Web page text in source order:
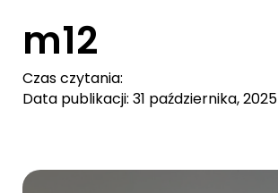
m12
Czas czytania:
Data publikacji: 31 października, 2025